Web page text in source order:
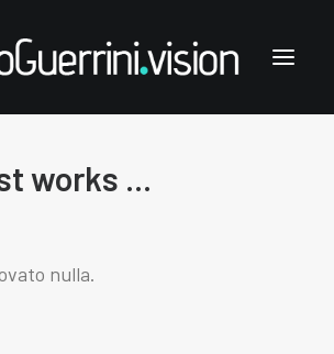
works ...
nulla.